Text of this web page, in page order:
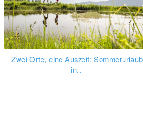
Zwei Orte, eine Auszeit: Sommerurlaub
in...